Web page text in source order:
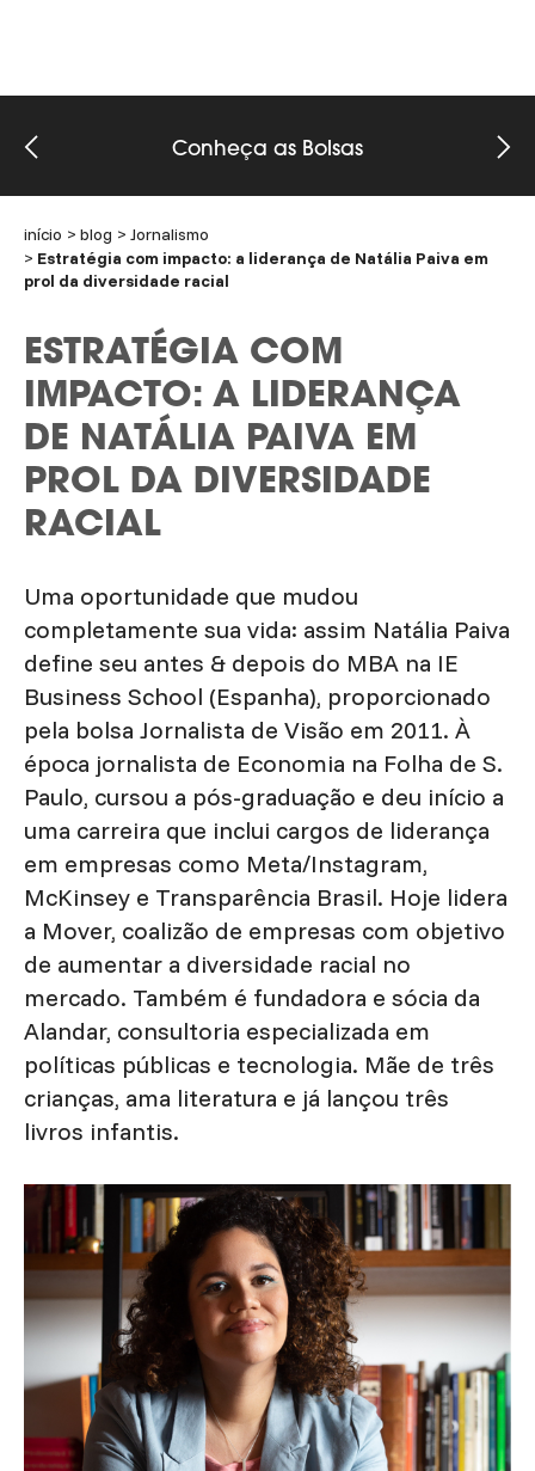
Conheça as Bolsas
início blog
Jornalismo
Estratégia com impacto: a liderança de Natália Paiva em
prol da diversidade racial
ESTRATÉGIA COM
IMPACTO: A LIDERANÇA
DE NATÁLIA PAIVA EM
PROL DA DIVERSIDADE
RACIAL
Uma oportunidade que mudou
completamente sua vida: assim Natália Paiva
define seu antes & depois do MBA na IE
Business School (Espanha), proporcionado
pela bolsa Jornalista de Visão em 2011. À
época jornalista de Economia na Folha de S.
Paulo, cursou a pós-graduação e deu início a
uma carreira que inclui cargos de liderança
em empresas como Meta/Instagram,
McKinsey e Transparência Brasil. Hoje lidera
a Mover, coalizão de empresas com objetivo
de aumentar a diversidade racial no
mercado. Também é fundadora e sócia da
Alandar, consultoria especializada em
políticas públicas e tecnologia. Mãe de três
crianças, ama literatura e já lançou três
livros infantis.